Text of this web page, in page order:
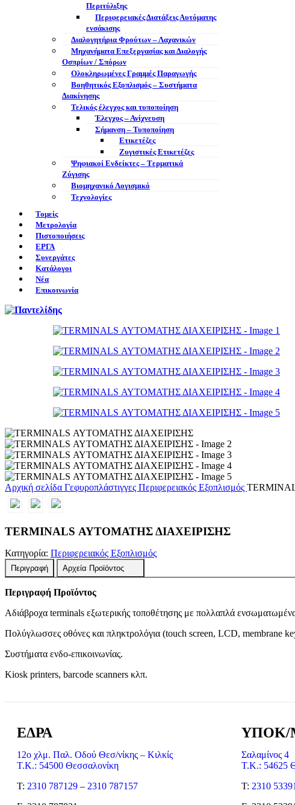
Περιτύλιξης
Περιφερειακές Διατάξεις Αυτόματης
ενσάκισης
Διαλογητήρια Φρούτων – Λαχανικών
Μηχανήματα Επεξεργασίας και Διαλογής
Οσπρίων / Σπόρων
Ολοκληρωμένες Γραμμές Παραγωγής
Βοηθητικός Εξοπλισμός – Συστήματα
Διακίνησης
Τελικός έλεγχος και τυποποίηση
Έλεγχος – Ανίχνευση
Σήμανση – Τυποποίηση
Ετικετέζες
Ζυγιστικές Ετικετέζες
Ψηφιακοί Ενδείκτες – Tερματικά
Ζύγισης
Βιομηχανικό Λογισμικό
Τεχνολογίες
Τομείς
Μετρολογία
Πιστοποιήσεις
ΕΡΓΑ
Συνεργάτες
Κατάλογοι
Νέα
Επικοινωνία
Αρχική σελίδα Γεφυροπλάστιγγες Περιφερειακός Εξοπλισμός
TERMINALS ΑΥΤΟΜΑΤΗΣ ΔΙΑΧΕΙΡΙΣΗΣ
Κατηγορία: Περιφερειακός Εξοπλισμός
Περιγραφή Αρχεία Προϊόντος
Περιγραφή Προϊόντος
Αδιάβροχα terminals εξωτερικής τοποθέτησης με πολλαπλά
Πολύγλωσσες οθόνες και πληκτρολόγια (touch screen, LCD, membrane
Συστήματα ενδο-επικοινωνίας.
Kiosk printers, barcode scanners κλπ.
ΕΔΡΑ
12ο χλμ. Παλ. Οδού Θεσ/νίκης – Κιλκίς
Τ.Κ.: 54500 Θεσσαλονίκη
Τ: 2310 787129 – 2310 787157
ΥΠΟΚ/
Σαλαμίνος 4
Τ.Κ.: 54625
Τ: 2310